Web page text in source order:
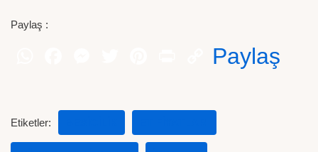
Paylaş :
Paylaş
Etiketler: